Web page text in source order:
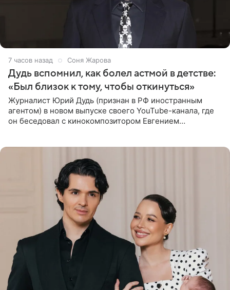
7 часов назад Соня Жарова
Дудь вспомнил, как болел астмой в детстве:
«Был близок к тому, чтобы откинуться»
Журналист Юрий Дудь (признан в РФ иностранным
агентом) в новом выпуске своего YouTube-канала, где
он беседовал с кинокомпозитором Евгением